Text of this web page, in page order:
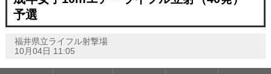
予選
福井県立ライフル射撃場
10月04日 11:05